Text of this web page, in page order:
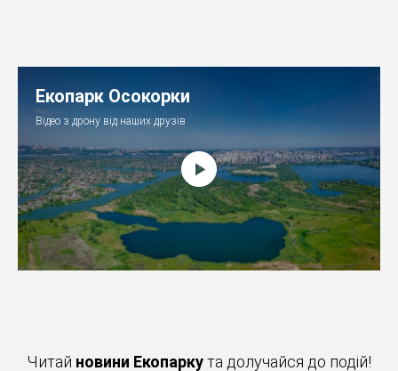
Екопарк Осокорки
Відео з дрону від наших друзів
Читай новини Екопаркута долучайся до подій!